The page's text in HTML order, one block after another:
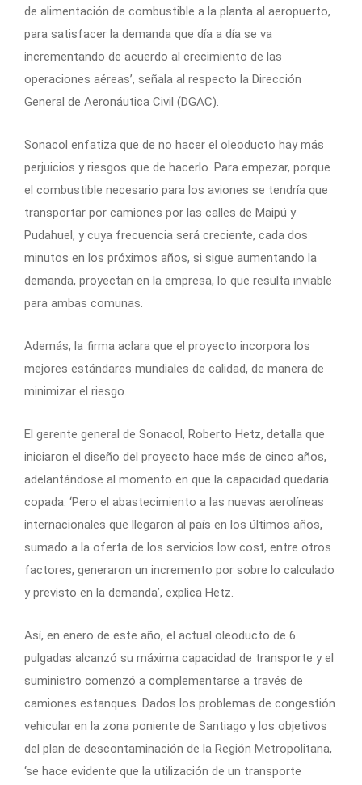
de alimentación de combustible a la planta al aeropuerto,
para satisfacer la demanda que día a día se va
incrementando de acuerdo al crecimiento de las
operaciones aéreas’, señala al respecto la Dirección
General de Aeronáutica Civil (DGAC).
Sonacol enfatiza que de no hacer el oleoducto hay más
perjuicios y riesgos que de hacerlo. Para empezar, porque
el combustible necesario para los aviones se tendría que
transportar por camiones por las calles de Maipú y
Pudahuel, y cuya frecuencia será creciente, cada dos
minutos en los próximos años, si sigue aumentando la
demanda, proyectan en la empresa, lo que resulta inviable
para ambas comunas.
Además, la firma aclara que el proyecto incorpora los
mejores estándares mundiales de calidad, de manera de
minimizar el riesgo.
El gerente general de Sonacol, Roberto Hetz, detalla que
iniciaron el diseño del proyecto hace más de cinco años,
adelantándose al momento en que la capacidad quedaría
copada. ‘Pero el abastecimiento a las nuevas aerolíneas
internacionales que llegaron al país en los últimos años,
sumado a la oferta de los servicios low cost, entre otros
factores, generaron un incremento por sobre lo calculado
y previsto en la demanda’, explica Hetz.
Así, en enero de este año, el actual oleoducto de 6
pulgadas alcanzó su máxima capacidad de transporte y el
suministro comenzó a complementarse a través de
camiones estanques. Dados los problemas de congestión
vehicular en la zona poniente de Santiago y los objetivos
del plan de descontaminación de la Región Metropolitana,
‘se hace evidente que la utilización de un transporte